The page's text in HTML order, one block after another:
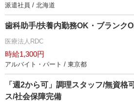
派遣社員 / 北海道
歯科助手/扶養内勤務OK・ブランク
医療法人RDC
時給1,300円
アルバイト・パート / 東京都
「週2から可」調理スタッフ/無資格
ス/社会保障完備